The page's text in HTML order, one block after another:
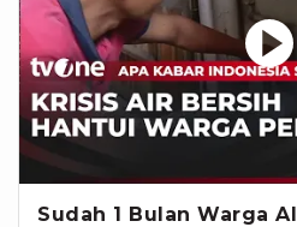
Sudah 1 Bulan Warga